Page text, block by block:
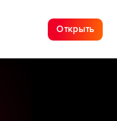
Открыть